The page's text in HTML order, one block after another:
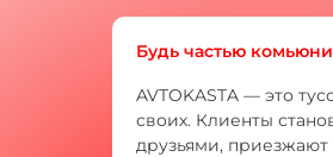
Будь частью
AVTOKASTA — это
своих. Клиенты
друзьями, приезжают